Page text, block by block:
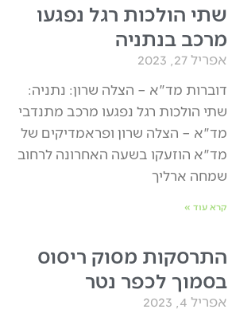
שתי הולכות רגל נפגעו
מרכב בנתניה
אפריל 27, 2023
דוברות מד"א – הצלה שרון: נתניה:
שתי הולכות רגל נפגעו מרכב מתנדבי
מד"א – הצלה שרון ופראמדיקים של
מד"א הוזעקו בשעה האחרונה לרחוב
שמחה ארליך
קרא עוד »
התרסקות מסוק ריסוס
בסמוך לכפר נטר
אפריל 4, 2023